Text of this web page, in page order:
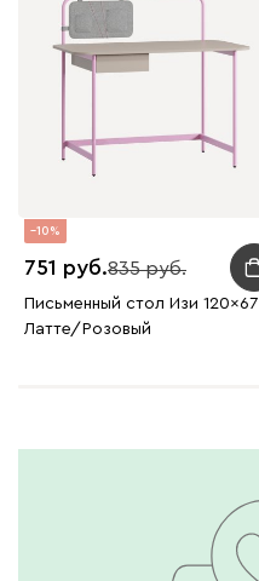
10
751 835
Письменный стол Изи 120x67
Латте/Розовый